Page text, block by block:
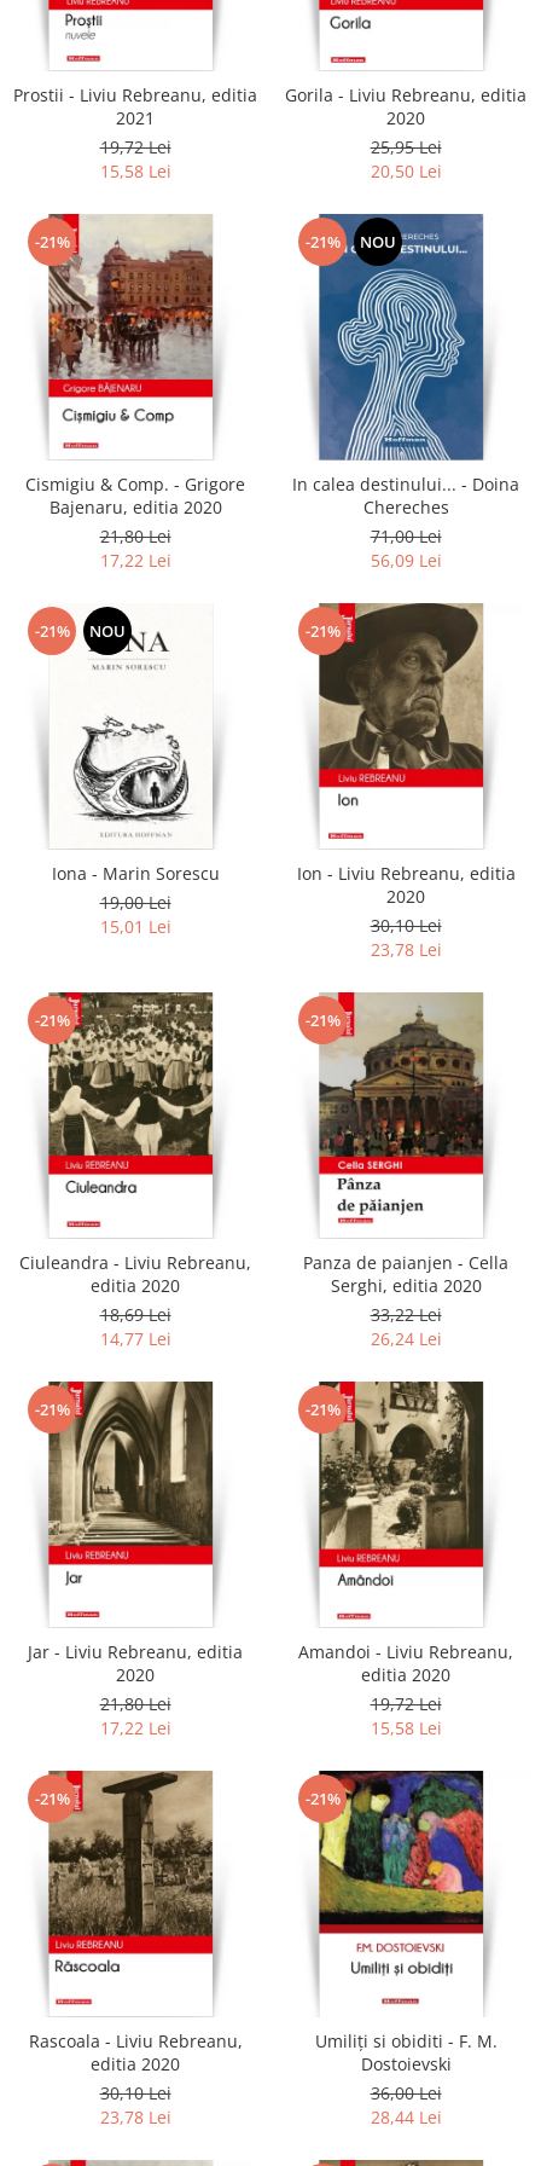
Literatura
Clasica
Contemporana
Universala
Non-fictiune
Calatorii
Memorii
Publicistica / Reportaje / Interviuri
Stiinte umaniste
Istorie
Sociologie si filozofie
Prostii - Liviu Rebreanu, editia
2021
19,72 Lei
15,58 Lei
Gorila - Liviu Rebreanu, editia
2020
25,95 Lei
20,50 Lei
-21%
Cismigiu & Comp. - Grigore
Bajenaru, editia 2020
21,80 Lei
17,22 Lei
-21% NOU
In calea destinului... - Doina
Chereches
71,00 Lei
56,09 Lei
-21% NOU
Iona - Marin Sorescu
19,00 Lei
15,01 Lei
-21%
Ion - Liviu Rebreanu, editia
2020
30,10 Lei
23,78 Lei
-21%
Ciuleandra - Liviu Rebreanu,
editia 2020
18,69 Lei
14,77 Lei
-21%
Panza de paianjen - Cella
Serghi, editia 2020
33,22 Lei
26,24 Lei
-21%
Jar - Liviu Rebreanu, editia
2020
21,80 Lei
17,22 Lei
-21%
Amandoi - Liviu Rebreanu,
editia 2020
19,72 Lei
15,58 Lei
-21%
Rascoala - Liviu Rebreanu,
editia 2020
30,10 Lei
23,78 Lei
-21%
Umiliți si obiditi - F. M.
Dostoievski
36,00 Lei
28,44 Lei